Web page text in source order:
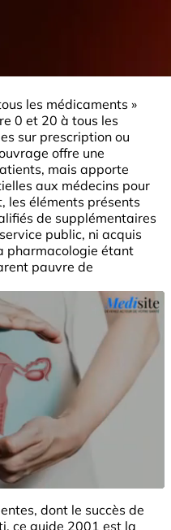
les médicaments »
0 et 20 à tous les
sur prescription ou
offre une
mais apporte
aux médecins pour
les éléments présents
de supplémentaires
public, ni acquis
pharmacologie étant
pauvre de
dont le succès de
ce guide 2001 est la